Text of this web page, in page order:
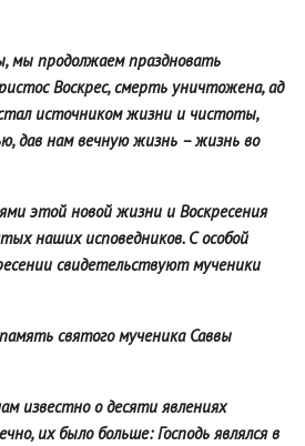
мы продолжаем праздновать
Воскрес, смерть уничтожена, ад
источником жизни и чистоты,
дав нам вечную жизнь – жизнь во
этой новой жизни и Воскресения
наших исповедников. С особой
свидетельствуют мученики
святого мученика Саввы
известно о десяти явлениях
их было больше: Господь являлся в